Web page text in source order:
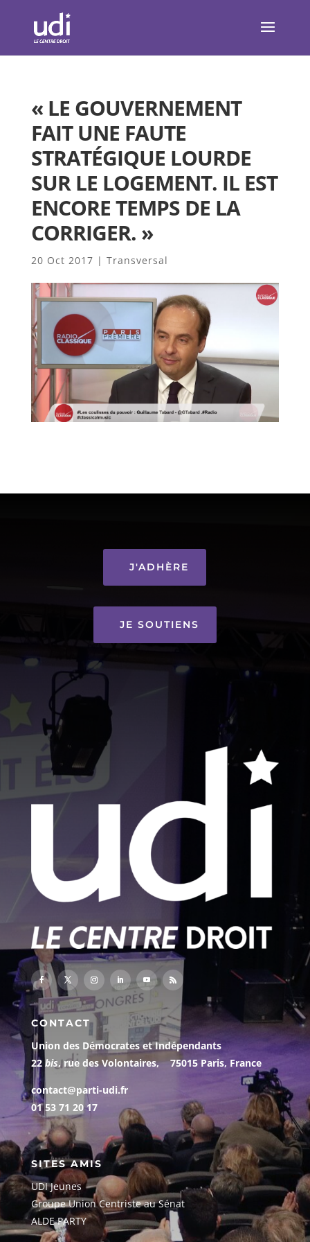
« LE GOUVERNEMENT
FAIT UNE FAUTE
STRATÉGIQUE LOURDE
SUR LE LOGEMENT. IL EST
ENCORE TEMPS DE LA
CORRIGER. »
20 Oct 2017 | Transversal
J'ADHÈRE
JE SOUTIENS
CONTACT
Union des Démocrates et Indépendants
22 bis, rue des Volontaires, 75015 Paris, France
contact@parti-udi.fr
01 53 71 20 17
SITES AMIS
UDI Jeunes
Groupe Union Centriste au Sénat
ALDE PARTY